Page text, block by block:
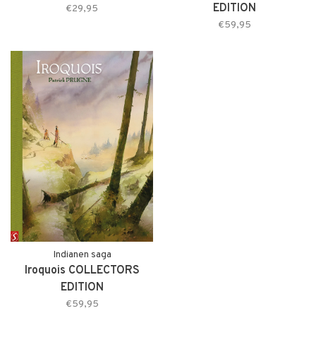
€29,95
EDITION
€59,95
Indianen saga
Iroquois COLLECTORS
EDITION
€59,95